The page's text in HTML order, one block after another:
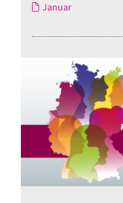
Januar